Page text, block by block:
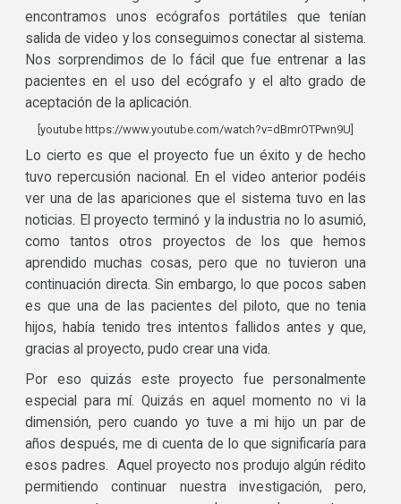
encontramos unos ecógrafos portátiles que tenían
salida de video y los conseguimos conectar al sistema.
Nos sorprendimos de lo fácil que fue entrenar a las
pacientes en el uso del ecógrafo y el alto grado de
aceptación de la aplicación.
[youtube https://www.youtube.com/watch?v=dBmrOTPwn9U]
Lo cierto es que el proyecto fue un éxito y de hecho
tuvo repercusión nacional. En el video anterior podéis
ver una de las apariciones que el sistema tuvo en las
noticias. El proyecto terminó y la industria no lo asumió,
como tantos otros proyectos de los que hemos
aprendido muchas cosas, pero que no tuvieron una
continuación directa. Sin embargo, lo que pocos saben
es que una de las pacientes del piloto, que no tenia
hijos, había tenido tres intentos fallidos antes y que,
gracias al proyecto, pudo crear una vida.
Por eso quizás este proyecto fue personalmente
especial para mí. Quizás en aquel momento no vi la
dimensión, pero cuando yo tuve a mi hijo un par de
años después, me di cuenta de lo que significaría para
esos padres. Aquel proyecto nos produjo algún rédito
permitiendo continuar nuestra investigación, pero,